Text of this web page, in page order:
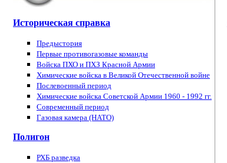
Историческая справка
Предыстория
Первые противогазовые команды
Войска ПХО и ПХЗ Красной Армии
Химические войска в Великой Отечественной войне
Послевоенный период
Химические войска Советской Армии 1960 - 1992 гг.
Современный период
Газовая камера (НАТО)
Полигон
РХБ разведка